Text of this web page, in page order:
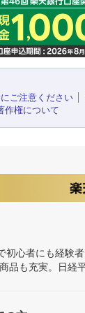
ご注意ください
作権について
心者にも経験
も充実。日経